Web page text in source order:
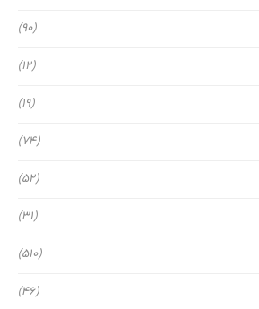
(90)
(12)
(19)
(74)
(52)
(31)
(510)
(46)